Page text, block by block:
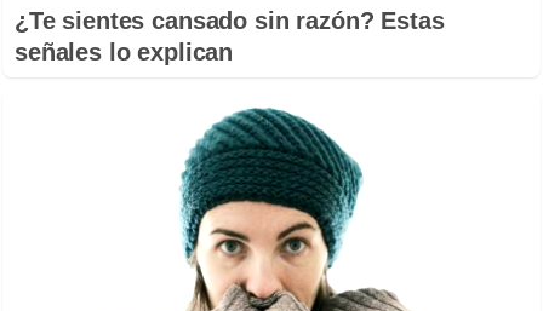
¿Te sientes cansado sin razón? Estas
señales lo explican